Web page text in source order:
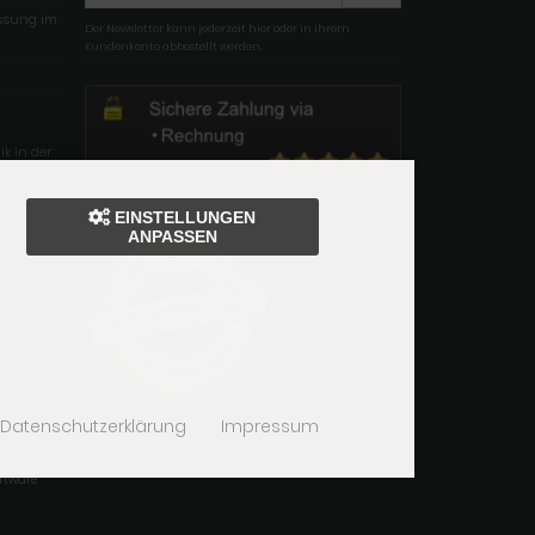
im
in der
Der Newsletter kann jederzeit hier oder in Ihrem
Kundenkonto abbestellt werden.
EINSTELLUNGEN
ANPASSEN
Datenschutzerklärung Impressum